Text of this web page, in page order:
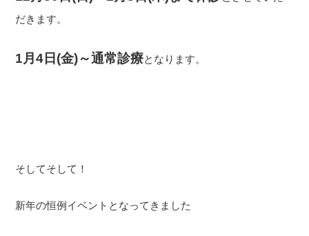
だきます。
1月4日(金)～通常診療となります。
そしてそして！
新年の恒例イベントとなってきました